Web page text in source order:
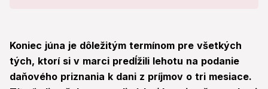
Koniec júna je dôležitým termínom pre všetkých
tých, ktorí si v marci predĺžili lehotu na podanie
daňového priznania k dani z príjmov o tri mesiace.